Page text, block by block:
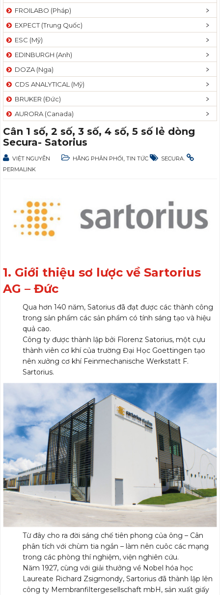
FROILABO (Pháp)
EXPECT (Trung Quốc)
ESC (Mỹ)
EDINBURGH (Anh)
DOZA (Nga)
CDS ANALYTICAL (Mỹ)
BRUKER (Đức)
AURORA (Canada)
Cân 1 số, 2 số, 3 số, 4 số, 5 số lẻ dòng
Secura- Satorius
VIỆT NGUYỄN HÃNG PHÂN PHỐI TIN TỨC SECURA
PERMALINK
1. Giới thiệu sơ lược về Sartorius
AG – Đức
Qua hơn 140 năm, Satorius đã đạt được các thành công
trong sản phẩm các sản phẩm có tính sáng tạo và hiệu
quả cao.
Công ty được thành lập bởi Florenz Satorius, một cựu
thành viên cơ khí của trường Đại Học Goettingen tạo
nên xưởng cơ khí Feinmechanische Werkstatt F.
Sartorius.
Từ đây cho ra đời sáng chế tiên phong của ông – Cân
phân tích với chùm tia ngắn – làm nên cuôc các mạng
trong các phòng thí nghiệm, viện nghiên cứu.
Năm 1927, cùng với giải thưởng về Nobel hóa học
Laureate Richard Zsigmondy, Sartorius đã thành lập lên
công ty Membranfiltergesellschaft mbH, sản xuất giấy